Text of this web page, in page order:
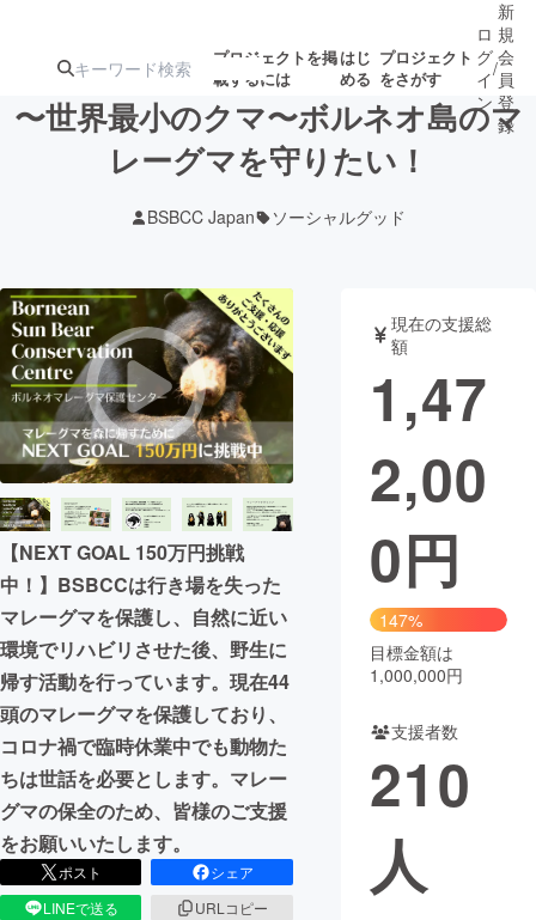
プロジェクトを掲
載するには
はじ
める
プロジェクト
をさがす
ターン
ジェクト
ロジェクト
アート・写真 音楽
テクノロジー・ガジェット ゲーム・サ
映像・映画
ビジネス・起業
まちづくり・地域活性化
CAMPFIRE for Social Good
CAMPFIRE Creation
CAMPFIREふるさと納税machi-ya コミュニティ
ロ
グ
イ
ン
/
新
規
会
員
登
録
〜世界最小のクマ〜ボルネオ島のマ
レーグマを守りたい！
BSBCC Japan ソーシャルグッド
【NEXT GOAL 150万円挑戦
中！】BSBCCは行き場を失った
マレーグマを保護し、自然に近い
環境でリハビリさせた後、野生に
帰す活動を行っています。現在44
頭のマレーグマを保護しており、
コロナ禍で臨時休業中でも動物た
ちは世話を必要とします。マレー
グマの保全のため、皆様のご支援
をお願いいたします。
ポスト
シェア
LINEで送る
URLコピー
現在の支援総
額
1,47
2,00
0円
147%
目標金額は
1,000,000円
支援者数
210
人